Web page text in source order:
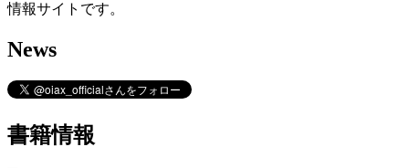
情報サイトです。
News
書籍情報